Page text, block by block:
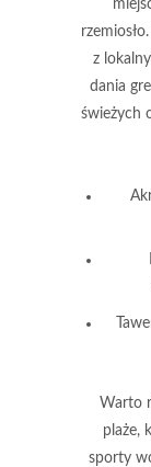
z
dania
świeżych
Warto
plaże,
sporty